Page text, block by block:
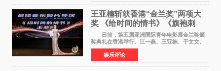
王亚楠斩获香港“金兰奖”两项大
奖 《给时间的情书》《旗袍刺
客》双双获肯定
日前，第五届亚洲国际青年电影展金兰奖颁
奖典礼在香港举行。江一燕、王亚楠、于文文、
李东学等知名演员出席活动。著名演员、导演王
亚楠凭借音乐故事片《给时间的情书》和院线电
影《旗袍刺客》
娱乐评论